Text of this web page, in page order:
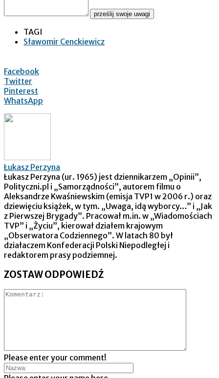
prześlij swoje uwagi
TAGI
Sławomir Cenckiewicz
Facebook
Twitter
Pinterest
WhatsApp
Łukasz Perzyna
Łukasz Perzyna (ur. 1965) jest dziennikarzem „Opinii”,
Polityczni.pl i „Samorządności”, autorem filmu o
Aleksandrze Kwaśniewskim (emisja TVP1 w 2006 r.) oraz
dziewięciu książek, w tym. „Uwaga, idą wyborcy…” i „Jak
z Pierwszej Brygady”. Pracował m.in. w „Wiadomościach
TVP” i „Życiu”, kierował działem krajowym
„Obserwatora Codziennego”. W latach 80 był
działaczem Konfederacji Polski Niepodległej i
redaktorem prasy podziemnej.
ZOSTAW ODPOWIEDŹ
Please enter your comment!